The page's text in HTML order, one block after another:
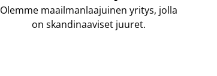
Olemme maailmanlaajuinen yritys, jolla
on skandinaaviset juuret.